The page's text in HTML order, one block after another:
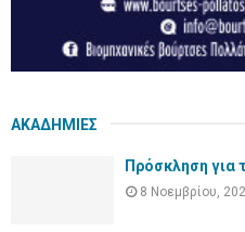
ΑΚΑΔΗΜΙΕΣ
Πρόσκληση για
8 Νοεμβρίου,